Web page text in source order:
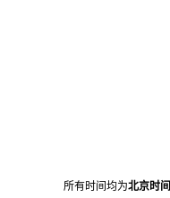
所有时间均为北京时间